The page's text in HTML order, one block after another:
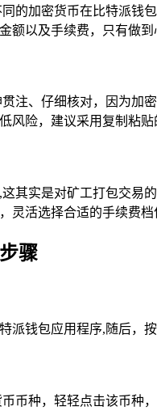
的加密货币在比特派钱
额以及手续费，只有做
注、仔细核对，因为加
风险，建议采用复制粘
其实是对矿工打包交
灵活选择合适的手续费
骤
派钱包应用程序,随后，
币种，轻轻点击该币种